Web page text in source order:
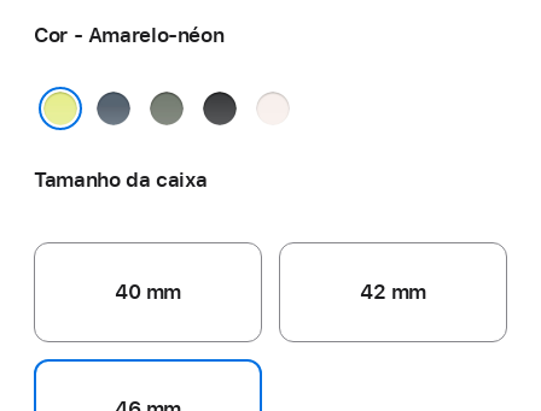
Cor - Amarelo-néon
Azul-
Cinza-Preto
Blush-
Tamanho da caixa
40 mm 42 mm